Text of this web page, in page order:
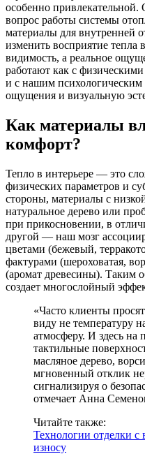
особенно
вопрос работы системы
материалы для внутренней
изменить восприятие тепла
видимость, а реальное
работают как с
и с нашим психологическим
ощущения и визуальную
Как материалы
комфорт?
Тепло в интерьере — это
физических параметров и
стороны, материалы с
натуральное дерево или
при прикосновении, в
другой — наш мозг
цветами (бежевый,
фактурами (шероховатая,
(аромат древесины). Таким
создает многослойный
«Часто клиенты просят «сделать теплее», имея в
виду не температуру
атмосферу. И здесь на
тактильные
масляное дерево,
мгновенный отклик
сигнализируя о
отмечает Анна
Читайте также:
Технологии отделки с
износу